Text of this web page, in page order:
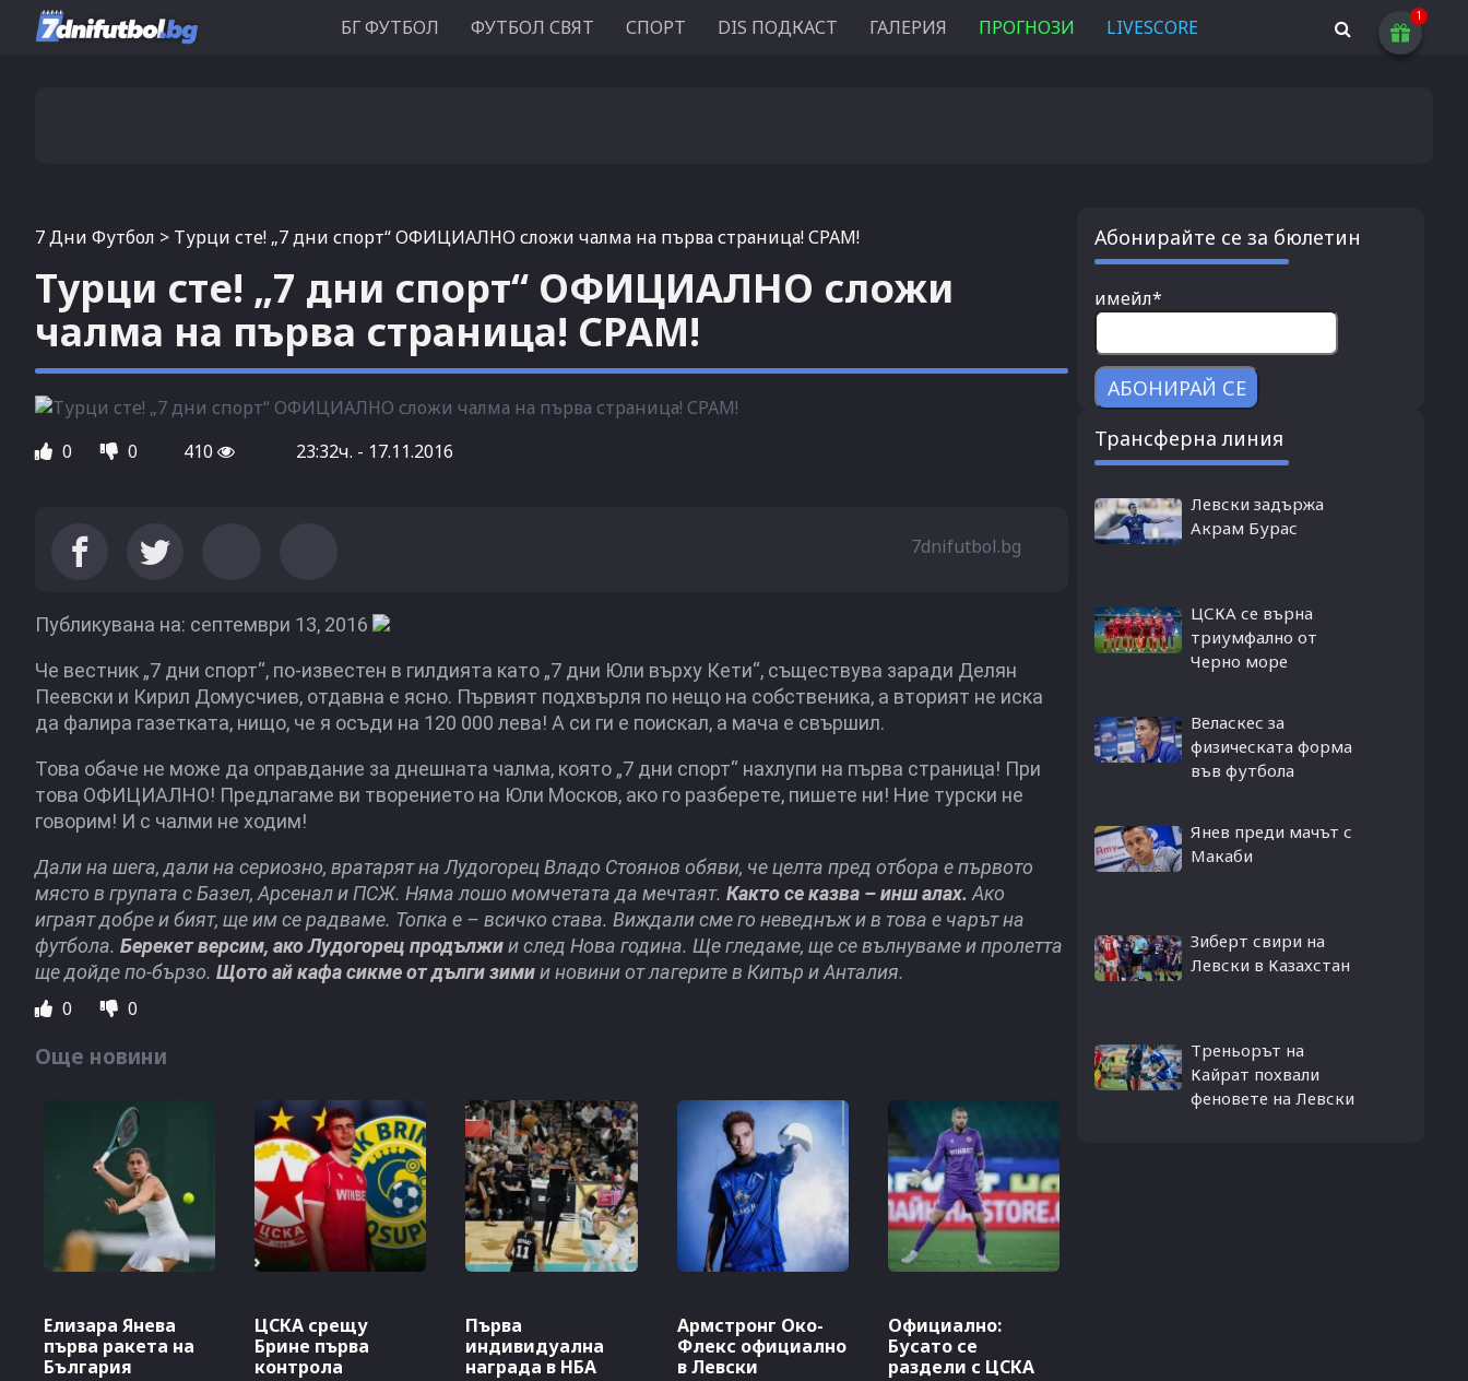
БГ ФУТБОЛ ФУТБОЛ СВЯТ СПОРТ DIS ПОДКАСТ ГАЛЕРИЯ ПРОГНОЗИ LIVESCORE
7 Дни Футбол > Турци сте! „7 дни спорт“ ОФИЦИАЛНО сложи чалма на първа страница! СРАМ!
Турци сте! „7 дни спорт“ ОФИЦИАЛНО сложи
чалма на първа страница! СРАМ!
0 0 410 23:32ч. - 17.11.2016
7dnifutbol.bg
Публикувана на: септември 13, 2016
Че вестник „7 дни спорт“, по-известен в гилдията като „7 дни Юли върху Кети“, съществува заради Делян
Пеевски и Кирил Домусчиев, отдавна е ясно. Първият подхвърля по нещо на собственика, а вторият не иска
да фалира газетката, нищо, че я осъди на 120 000 лева! А си ги е поискал, а мача е свършил.
Това обаче не може да оправдание за днешната чалма, която „7 дни спорт“ нахлупи на първа страница! При
това ОФИЦИАЛНО! Предлагаме ви творението на Юли Москов, ако го разберете, пишете ни! Ние турски не
говорим! И с чалми не ходим!
Дали на шега, дали на сериозно, вратарят на Лудогорец Владо Стоянов обяви, че целта пред отбора е първото
място в групата с Базел, Арсенал и ПСЖ. Няма лошо момчетата да мечтаят. Както се казва – инш алах. Ако
играят добре и бият, ще им се радваме. Топка е – всичко става. Виждали сме го неведнъж и в това е чарът на
футбола. Берекет версим, ако Лудогорец продължии след Нова година. Ще гледаме, ще се вълнуваме и пролетта
ще дойде по-бързо. Щото ай кафа сикме от дълги зимии новини от лагерите в Кипър и Анталия.
0 0
Още новини
Елизара Янева
първа ракета на
България
ЦСКА срещу
Брине първа
контрола
Първа
индивидуална
награда в НБА
Армстронг Око-
Флекс официално
в Левски
Официално:
Бусато се
раздели с ЦСКА
Абонирайте се за бюлетин
имейл*
Трансферна линия
Левски задържа
Акрам Бурас
ЦСКА се върна
триумфално от
Черно море
Веласкес за
физическата форма
във футбола
Янев преди мачът с
Макаби
Зиберт свири на
Левски в Казахстан
Треньорът на
Кайрат похвали
феновете на Левски